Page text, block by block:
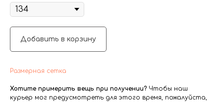
Добавить в корзину
Размерная сетка
Хотите примерить вещь при получении? Чтобы наш
курьер мог предусмотреть для этого время, пожалуйста,